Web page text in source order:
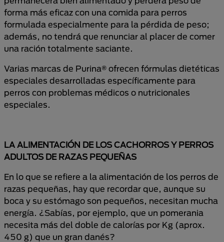
forma más eficaz con una comida para perros
formulada especialmente para la pérdida de peso;
además, no tendrá que renunciar al placer de comer
una ración totalmente saciante.
Varias marcas de Purina® ofrecen fórmulas dietéticas
especiales desarrolladas específicamente para
perros con problemas médicos o nutricionales
especiales.
LA ALIMENTACIÓN DE LOS CACHORROS Y PERROS
ADULTOS DE RAZAS PEQUEÑAS
En lo que se refiere a la alimentación de los perros de
razas pequeñas, hay que recordar que, aunque su
boca y su estómago son pequeños, necesitan mucha
energía. ¿Sabías, por ejemplo, que un pomerania
necesita más del doble de calorías por Kg (aprox.
450 g) que un gran danés?